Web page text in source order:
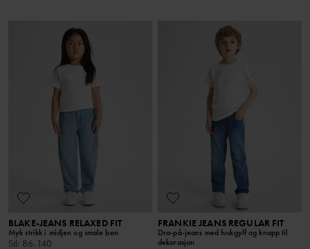
BLAKE-JEANS RELAXED FIT
Myk strikk i midjen og smale ben
Stl: 86-140
FRANKIE JEANS REGULAR FIT
Dra-på-jeans med fuskgylf og knapp til
dekorasjon